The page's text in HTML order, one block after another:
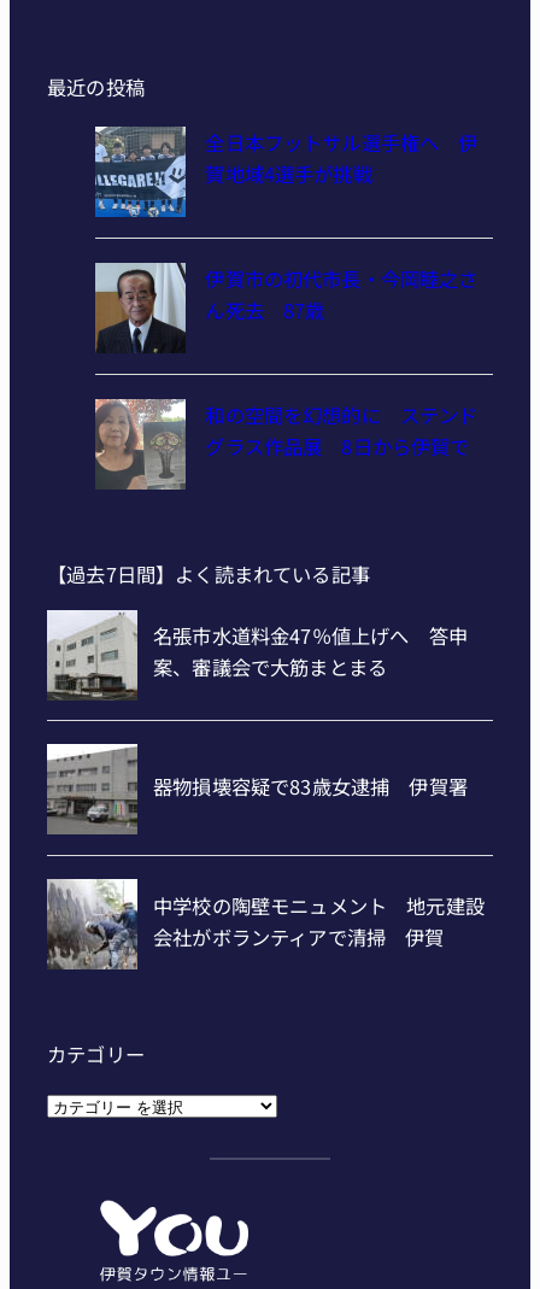
最近の投稿
全日本フットサル選手権へ 伊
賀地域4選手が挑戦
伊賀市の初代市長・今岡睦之さ
ん死去 87歳
和の空間を幻想的に ステンド
グラス作品展 8日から伊賀で
【過去7日間】よく読まれている記事
カテゴリー
カ